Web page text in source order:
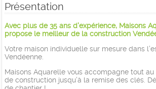
Présentation
Avec plus de 35 ans d'expérience, Maisons
propose le meilleur de la construction
Votre maison individuelle sur mesure dans
Vendéenne.
Maisons Aquarelle vous accompagne tout
de construction jusqu’à la remise des clés.